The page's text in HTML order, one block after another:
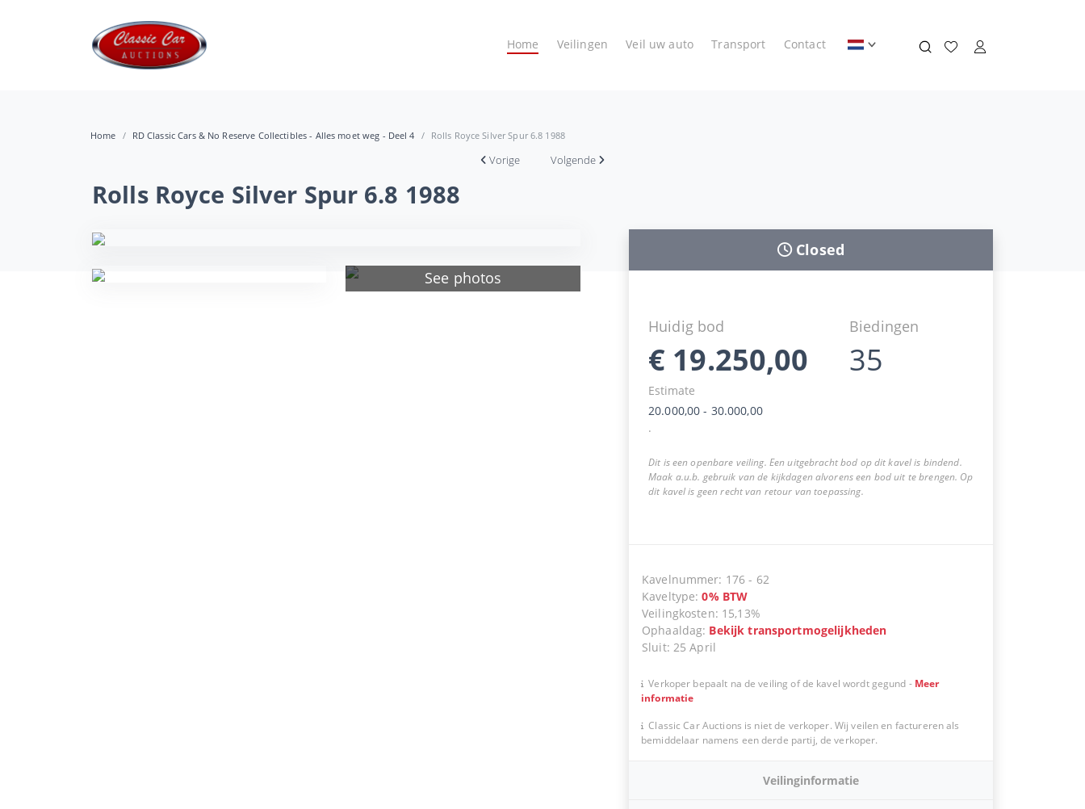
Home Veilingen Veil uw auto Transport Contact
Home RD Classic Cars & No Reserve Collectibles - Alles moet weg - Deel 4 Rolls Royce Silver Spur 6.8 1988
Vorige Volgende
Rolls Royce Silver Spur 6.8 1988
See photos
Closed
Huidig bod
€ 19.250,00
Biedingen
35
Estimate
20.000,00 - 30.000,00
.
Dit is een openbare veiling. Een uitgebracht bod op dit kavel is bindend.
Maak a.u.b. gebruik van de kijkdagen alvorens een bod uit te brengen. Op
dit kavel is geen recht van retour van toepassing.
Kavelnummer: 176 - 62
Kaveltype:0% BTW
Veilingkosten: 15,13%
Ophaaldag: Bekijk transportmogelijkheden
Sluit: 25 April
Verkoper bepaalt na de veiling of de kavel wordt gegund - Meer
informatie
Classic Car Auctions is niet de verkoper. Wij veilen en factureren als
bemiddelaar namens een derde partij, de verkoper.
Veilinginformatie